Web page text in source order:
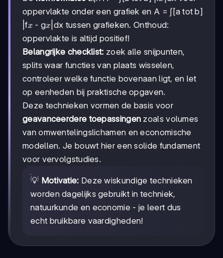
oppervlakte onder een grafiek en A = ∫[a tot b]
|fx
x - gx
x |dx tussen grafieken. Onthoud:
oppervlakte is altijd positief!
Belangrijke checklist: zoek alle snijpunten,
splits waar functies van plaats wisselen,
controleer welke functie bovenaan ligt, en let
op eenheden bij praktische opgaven.
Deze technieken vormen de basis voor
geavanceerdere toepassingen zoals volumes
van omwentelingslichamen en economische
modellen. Je bouwt hier een solide fundament
voor vervolgstudies.
💡 Motivatie: Deze wiskundige technieken
worden dagelijks gebruikt in techniek,
natuurkunde en economie - je leert dus
echt bruikbare vaardigheden!